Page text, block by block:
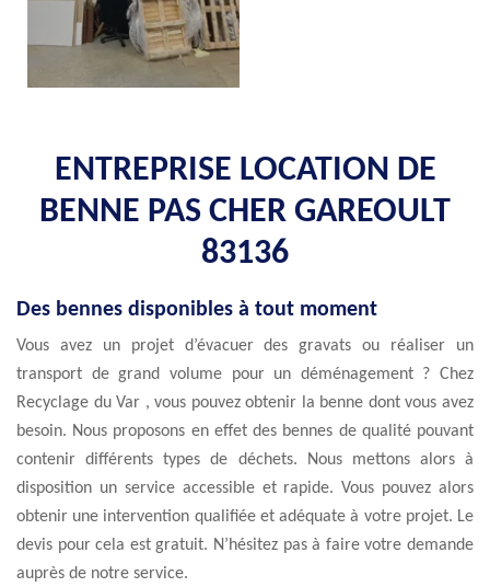
ENTREPRISE LOCATION DE
BENNE PAS CHER GAREOULT
83136
Des bennes disponibles à tout moment
Vous avez un projet d’évacuer des gravats ou réaliser un
transport de grand volume pour un déménagement ? Chez
Recyclage du Var , vous pouvez obtenir la benne dont vous avez
besoin. Nous proposons en effet des bennes de qualité pouvant
contenir différents types de déchets. Nous mettons alors à
disposition un service accessible et rapide. Vous pouvez alors
obtenir une intervention qualifiée et adéquate à votre projet. Le
devis pour cela est gratuit. N’hésitez pas à faire votre demande
auprès de notre service.